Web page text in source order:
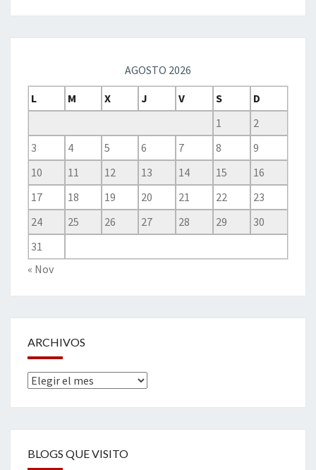
AGOSTO 2026
L
M X J V S
D
1
2
3
4 5 6 7 8
9
10
11 12 13 14 15
16
17
18 19 20 21 22
23
24
25 26 27 28 29
30
31
« Nov
ARCHIVOS
Archivos
BLOGS QUE VISITO